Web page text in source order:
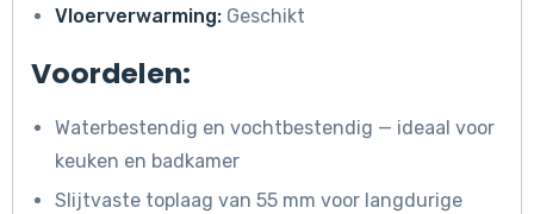
Vloerverwarming: Geschikt
Voordelen:
Waterbestendig en vochtbestendig — ideaal voor
keuken en badkamer
Slijtvaste toplaag van 55 mm voor langdurige